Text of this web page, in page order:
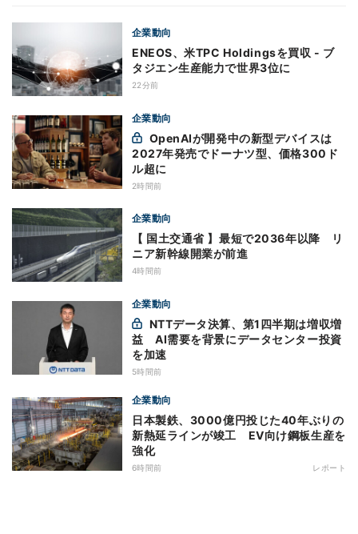
企業動向
ENEOS、米TPC Holdingsを買収 - ブ
タジエン生産能力で世界3位に
22分前
企業動向
2027年発売でドーナツ型、価格300ド
ル超に
2時間前
企業動向
【 国土交通省 】最短で2036年以降 リ
ニア新幹線開業が前進
4時間前
企業動向
益 AI需要を背景にデータセンター投資
を加速
5時間前
企業動向
日本製鉄、3000億円投じた40年ぶりの
新熱延ラインが竣工 EV向け鋼板生産を
強化
6時間前 レポート